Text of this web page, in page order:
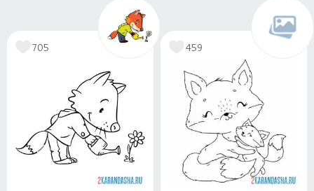
705 459